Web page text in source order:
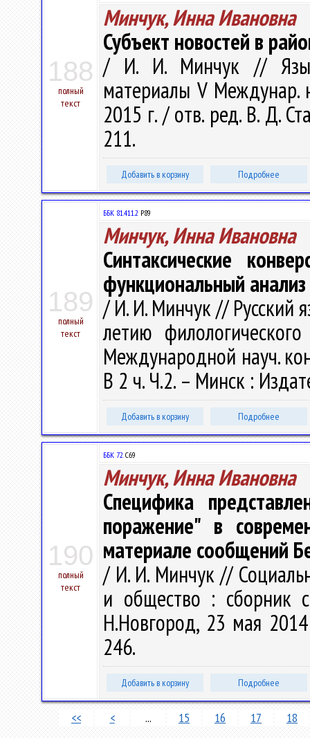
188
полный
текст
Минчук, Инна Ивановна
Субъект новостей в
/ И. И. Минчук //
материалы V Междунар.
2015 г. / отв. ред. В. Д.
211.
Добавить в корзину Подробнее
189
полный
текст
ББК 81.411.2 Р89
Минчук, Инна Ивановна
Синтаксические
функциональный анализ
/ И. И. Минчук // Русский
летию
Международной науч.
В 2 ч. Ч.2. – Минск :
Добавить в корзину Подробнее
190
полный
текст
ББК 72.С69
Минчук, Инна Ивановна
Специфика
поражение" в
материале сообщений
/ И. И. Минчук //
и общество : сборник
Н.Новгород, 23 мая
246.
Добавить в корзину Подробнее
<< < ... 15 16 17 18